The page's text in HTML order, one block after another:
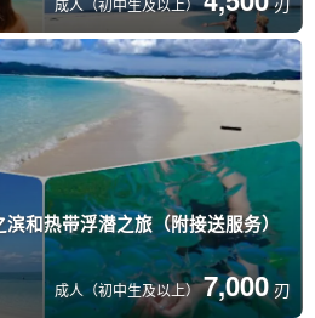
和热带浮潜之旅（附接送服务）
成人（初中生及以上）7,000 刃